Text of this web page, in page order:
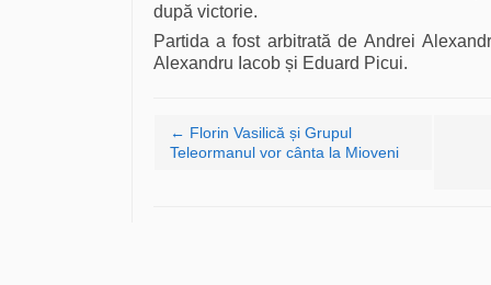
după victorie.
Partida a fost arbitrată de Andrei
Alexandru Iacob și Eduard Picui.
Navigare articole
← Florin Vasilică și Grupul
Teleormanul vor cânta la Mioveni